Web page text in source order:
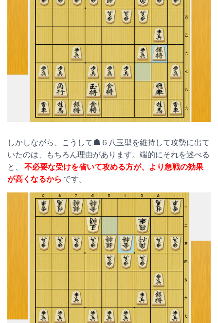
しかしながら、こうして☗６八玉型を維持して攻勢に出て
いたのは、もちろん理由があります。端的にそれを述べる
と、
不必要な受けを省いて攻める方が、より急戦の効果
が高くなるから です。